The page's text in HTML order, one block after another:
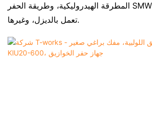
المطرقة الهيدروليكية، وطريقة الحفر SMW، والمطرقة التي
تعمل بالديزل، وغيرها.